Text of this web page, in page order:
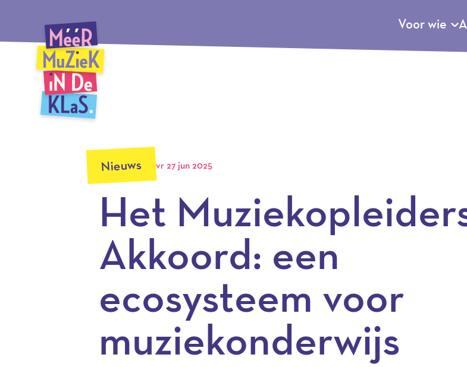
hoofdinhoud
Méér Muziek in de Klas, terug naar de homepagina Voor wie
Nieuws vr 27 jun 2025
Het
Akkoord: een
ecosysteem voor
muziekonderwijs